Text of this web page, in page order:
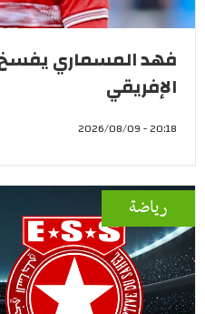
فهد المسماري
الإفريقي
20:18 - 2026/08/09
رياضة